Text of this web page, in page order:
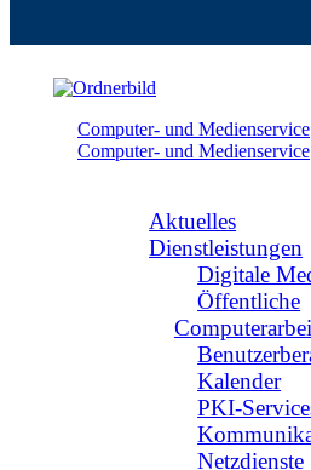
Computer- und Medienservice
Computer- und Medienservice
Aktuelles
Dienstleistungen
Digitale
Öffentliche
Kalender
PKI-
Netzdienste